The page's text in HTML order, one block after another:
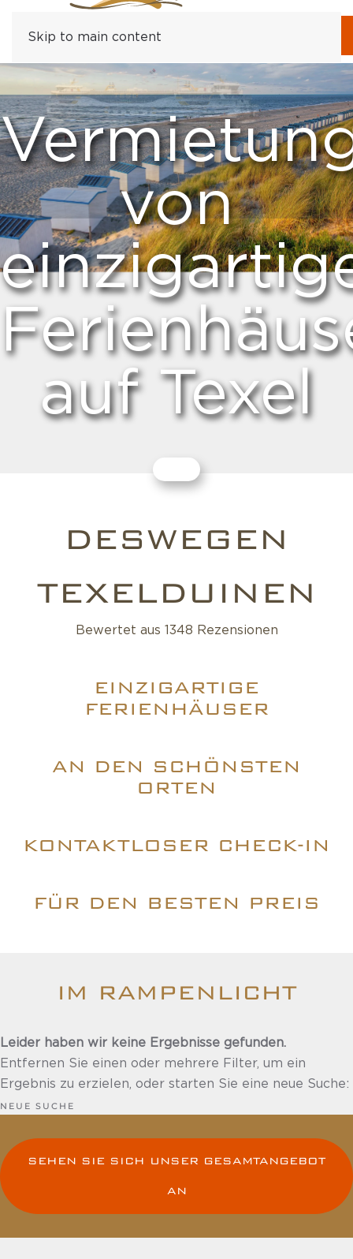
Skip to main content
von
auf Texel
DESWEGEN
TEXELDUINEN
Bewertet aus 1348 Rezensionen
EINZIGARTIGE
FERIENHÄUSER
AN DEN SCHÖNSTEN
ORTEN
KONTAKTLOSER CHECK-IN
FÜR DEN BESTEN PREIS
IM RAMPENLICHT
Leider haben wir keine Ergebnisse gefunden.
Entfernen Sie einen oder mehrere Filter, um ein
Ergebnis zu erzielen, oder starten Sie eine neue Suche:
NEUE SUCHE
SEHEN SIE SICH UNSER GESAMTANGEBOT
AN